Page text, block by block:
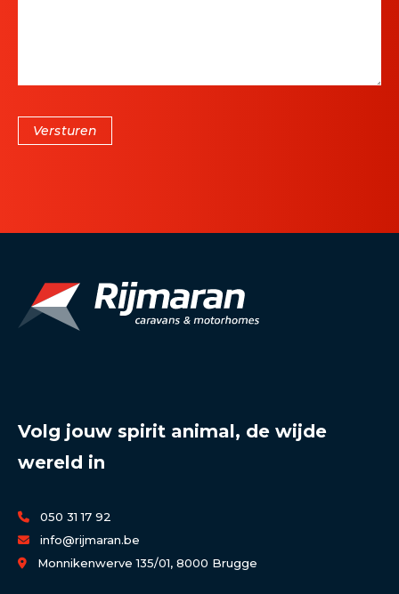
Versturen
Volg jouw spirit animal, de wijde
wereld in
050 31 17 92
info@rijmaran.be
Monnikenwerve 135/01, 8000 Brugge